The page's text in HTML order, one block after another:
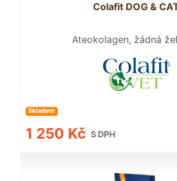
Colafit DOG &
Ateokolagen, žádná
Skladem
1 250 Kč S DPH